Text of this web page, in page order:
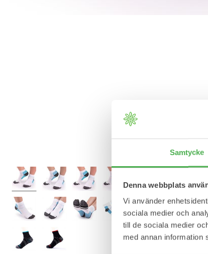
Samtycke
Denna webbplats
Vi använder
sociala medier och
till de sociala medier
med annan information